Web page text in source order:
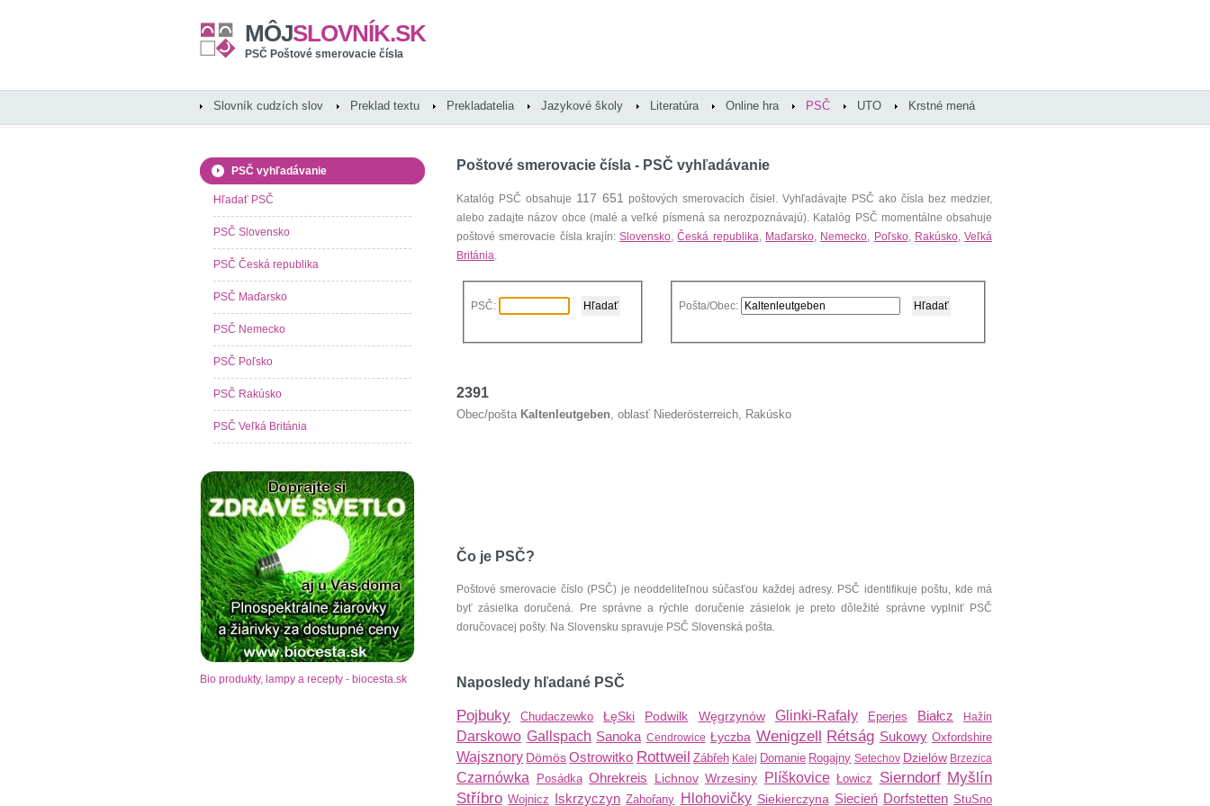
MÔJSLOVNÍK.SK
PSČ Poštové smerovacie čísla
Slovník cudzích slov Preklad textu Prekladatelia Jazykové školy Literatúra Online hra PSČ UTO Krstné mená
Poštové smerovacie čísla - PSČ vyhľadávanie
Katalóg PSČ obsahuje 117 651 poštových smerovacích čísiel. Vyhľadávajte PSČ ako čísla bez medzier,
alebo zadajte názov obce (malé a veľké písmená sa nerozpoznávajú). Katalóg PSČ momentálne obsahuje
poštové smerovacie čísla krajín:Slovensko,Česká republika, Maďarsko, Nemecko, Poľsko, Rakúsko,Veľká
Británia.
PSČ: Pošta/Obec:
2391
Obec/pošta Kaltenleutgeben, oblasť Niederösterreich, Rakúsko
Čo je PSČ?
Poštové smerovacie číslo (PSČ) je neoddeliteľnou súčasťou každej adresy. PSČ identifikuje poštu, kde má
byť zásielka doručená. Pre správne a rýchle doručenie zásielok je preto dôležité správne vyplniť PSČ
doručovacej pošty. Na Slovensku spravuje PSČ Slovenská pošta.
Naposledy hľadané PSČ
Pojbuky Chudaczewko ŁęSki Podwilk Węgrzynów Glinki-Rafały Eperjes Białcz Hažín
Darskowo Gallspach Sanoka Cendrowice Łyczba Wenigzell Rétság Sukowy Oxfordshire
Wajsznory Dömös Ostrowitko Rottweil Zábřeh Kalej Domanie Rogajny Setechov Dzielów Brzezica
Czarnówka Posádka Ohrekreis Lichnov Wrzesiny Plíškovice Łowicz Sierndorf Myšlín
Stříbro Wojnicz Iskrzyczyn Zahořany Hlohovičky Siekierczyna Siecień Dorfstetten StuSno
PSČ vyhľadávanie
Hľadať PSČ
PSČ Slovensko
PSČ Česká republika
PSČ Maďarsko
PSČ Nemecko
PSČ Poľsko
PSČ Rakúsko
PSČ Veľká Británia
Bio produkty, lampy a recepty - biocesta.sk